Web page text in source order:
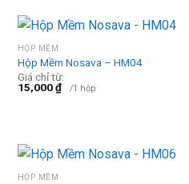
HỘP MỀM
Hộp Mềm Nosava – HM04
Giá chỉ từ:
15,000₫ /1 hộp
HỘP MỀM